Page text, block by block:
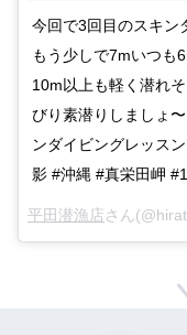
今回で3回目のスキン
もう少しで7mいつも
10m以上も軽く潜れ
びり素潜りしましょ
ンダイビングレッス
影 #沖縄 #真栄田岬
平田潜漁店さん